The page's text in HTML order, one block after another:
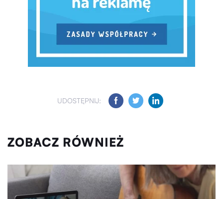
UDOSTĘPNIJ:
ZOBACZ RÓWNIEŻ